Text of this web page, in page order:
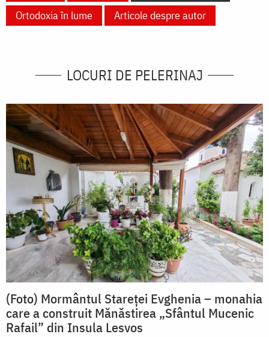
Ortodoxia în lume
Articole despre autor
LOCURI DE PELERINAJ
(Foto) Mormântul Stareței Evghenia – monahia
care a construit Mănăstirea „Sfântul Mucenic
Rafail” din Insula Lesvos